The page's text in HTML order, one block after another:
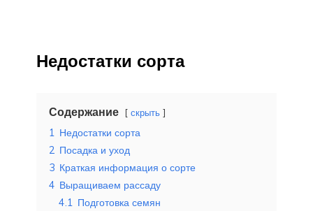
Недостатки сорта
Содержание скрыть
1 Недостатки сорта
2 Посадка и уход
3 Краткая информация о сорте
4 Выращиваем рассаду
4.1 Подготовка семян